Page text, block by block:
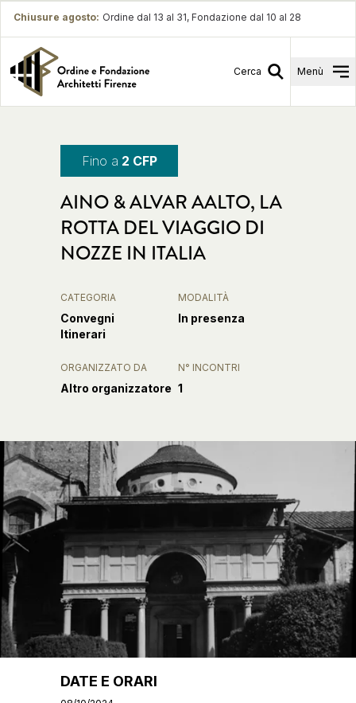
Chiusure agosto: Ordine dal 13 al 31, Fondazione dal 10 al 28
Cerca Menù
Fino a 2 CFP
AINO & ALVAR AALTO, LA
ROTTA DEL VIAGGIO DI
NOZZE IN ITALIA
CATEGORIA
Convegni
Itinerari
MODALITÀ
In presenza
ORGANIZZATO DA
Altro organizzatore
N° INCONTRI
1
DATE E ORARI